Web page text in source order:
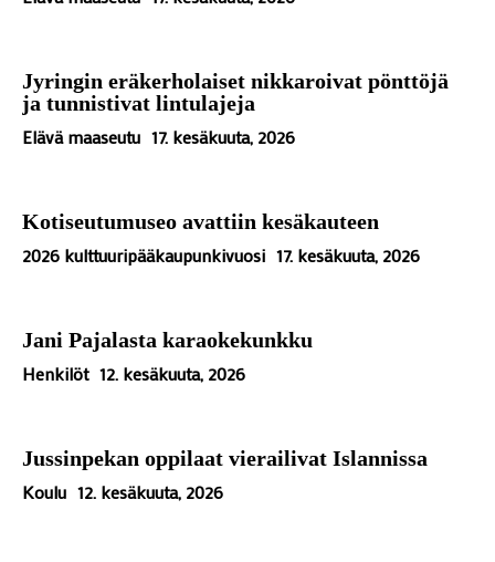
Jyringin eräkerholaiset nikkaroivat pönttöjä
ja tunnistivat lintulajeja
Elävä maaseutu 17. kesäkuuta, 2026
Kotiseutumuseo avattiin kesäkauteen
2026 kulttuuripääkaupunkivuosi 17. kesäkuuta, 2026
Jani Pajalasta karaokekunkku
Henkilöt 12. kesäkuuta, 2026
Jussinpekan oppilaat vierailivat Islannissa
Koulu 12. kesäkuuta, 2026